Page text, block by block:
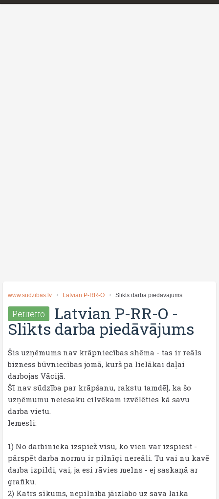
www.sudzibas.lv Latvian P-RR-O Slikts darba piedāvājums
Решено Latvian P-RR-O -
Slikts darba piedāvājums
Šis uzņēmums nav krāpniecības shēma - tas ir reāls
bizness būvniecības jomā, kurš pa lielākai daļai
darbojas Vācijā.
Šī nav sūdzība par krāpšanu, rakstu tamdēļ, ka šo
uzņēmumu neiesaku cilvēkam izvēlēties kā savu
darba vietu.
Iemesli:
1) No darbinieka izspiež visu, ko vien var izspiest -
pārspēt darba normu ir pilnīgi nereāli. Tu vai nu kavē
darba izpildi, vai, ja esi rāvies melns - ej saskaņā ar
grafiku.
2) Katrs sīkums, nepilnība jāizlabo uz sava laika